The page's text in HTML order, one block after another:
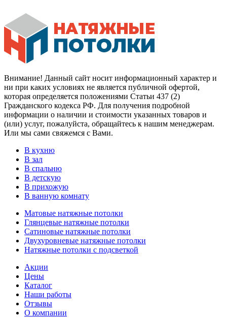
Внимание! Данный сайт носит информационный характер и
ни при каких условиях не является публичной офертой,
которая определяется положениями Статьи 437 (2)
Гражданского кодекса РФ. Для получения подробной
информации о наличии и стоимости указанных товаров и
(или) услуг, пожалуйста, обращайтесь к нашим менеджерам.
Или мы сами свяжемся с Вами.
В кухню
В зал
В спальню
В детскую
В прихожую
В ванную комнату
Матовые натяжные потолки
Глянцевые натяжные потолки
Сатиновые натяжные потолки
Двухуровневые натяжные потолки
Натяжные потолки с подсветкой
Акции
Цены
Каталог
Наши работы
Отзывы
О компании